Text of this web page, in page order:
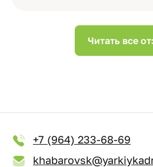
Читать все
+7 (964) 233-68-69